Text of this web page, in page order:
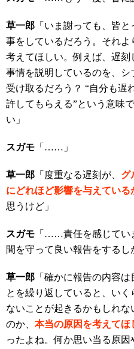
草一郎 「いま謝っても、皆
事をしているだろう。それ
考えてほしい。例えば、遅
事情を説明しているのを、シ
受け取るだろう？ “自分も遅
許してもらえる”という意味
い」
スガモ 「……」
草一郎 「度重なる遅刻が、 グ
にどれほど影響を与えている
思うけど」
スガモ 「……責任を感じてい
間を守って良い報告をする
草一郎 「確かに報告の内容
とを繰り返していると、い
ないことが起きるかもしれ
のか、 本当の原因を考えてほ
ったよね。何か思い当る原因